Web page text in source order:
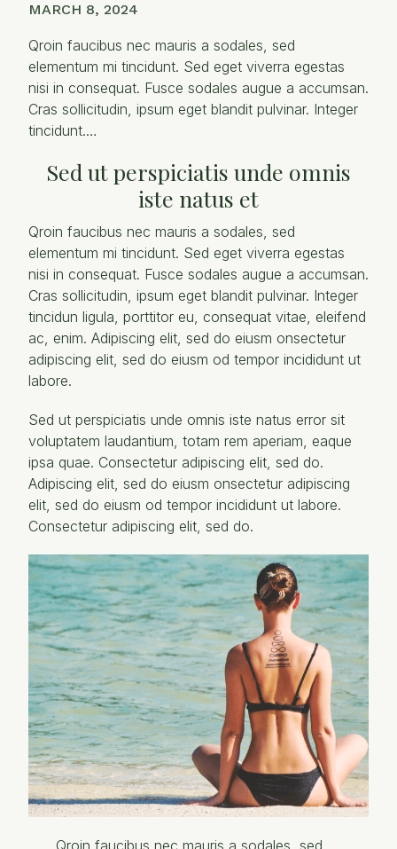
MARCH 8, 2024
Qroin faucibus nec mauris a sodales, sed
elementum mi tincidunt. Sed eget viverra egestas
nisi in consequat. Fusce sodales augue a accumsan.
Cras sollicitudin, ipsum eget blandit pulvinar. Integer
tincidunt.…
Sed ut perspiciatis unde omnis
iste natus et
Qroin faucibus nec mauris a sodales, sed
elementum mi tincidunt. Sed eget viverra egestas
nisi in consequat. Fusce sodales augue a accumsan.
Cras sollicitudin, ipsum eget blandit pulvinar. Integer
tincidun ligula, porttitor eu, consequat vitae, eleifend
ac, enim. Adipiscing elit, sed do eiusm onsectetur
adipiscing elit, sed do eiusm od tempor incididunt ut
labore.
Sed ut perspiciatis unde omnis iste natus error sit
voluptatem laudantium, totam rem aperiam, eaque
ipsa quae. Consectetur adipiscing elit, sed do.
Adipiscing elit, sed do eiusm onsectetur adipiscing
elit, sed do eiusm od tempor incididunt ut labore.
Consectetur adipiscing elit, sed do.
Qroin faucibus nec mauris a sodales, sed